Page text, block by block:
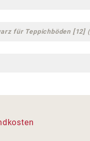
für Teppichböden [12]